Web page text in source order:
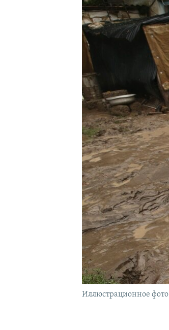
КРЫМ.НЕПОКОРЕННЫЙ
УКРАИНСКАЯ ПРОБЛЕМА КРЫМА
Иллюстрационное фото